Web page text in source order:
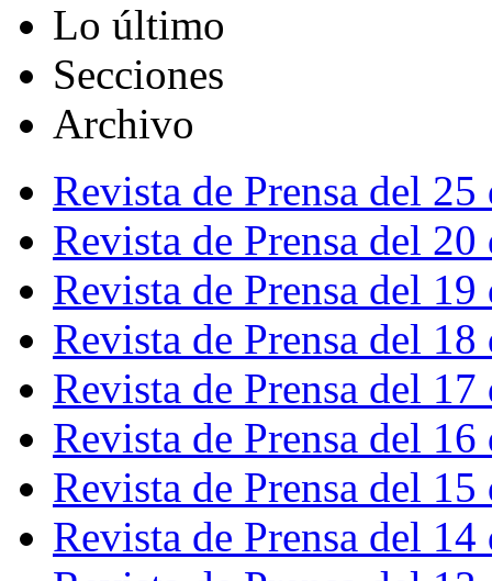
Lo último
Secciones
Archivo
Revista de Prensa del
Revista de Prensa del
Revista de Prensa del
Revista de Prensa del
Revista de Prensa del
Revista de Prensa del
Revista de Prensa del
Revista de Prensa del